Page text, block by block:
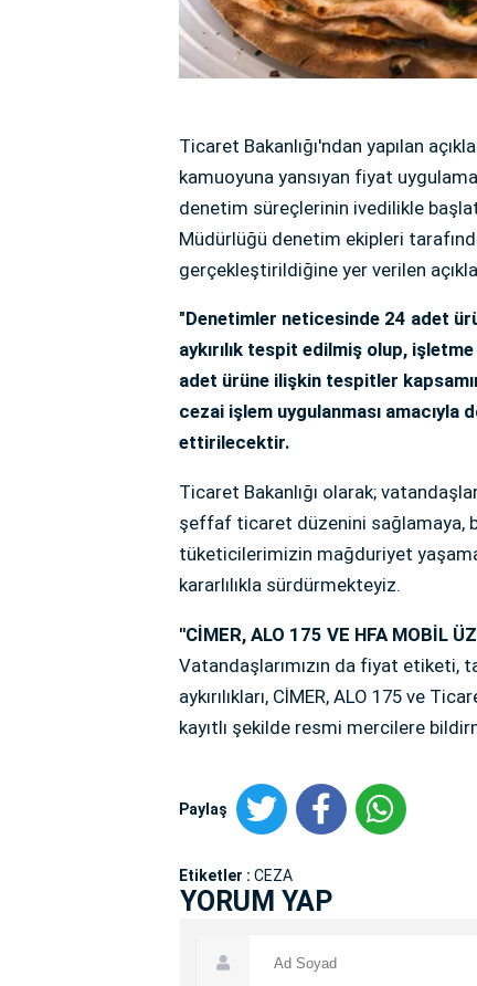
Ticaret Bakanlığı'ndan yapılan
kamuoyuna yansıyan fiyat
denetim süreçlerinin ivedilikle
Müdürlüğü denetim ekipleri
gerçekleştirildiğine yer verilen
"Denetimler neticesinde 24 adet
aykırılık tespit edilmiş olup,
adet ürüne ilişkin tespitler
cezai işlem uygulanması amacıyla
ettirilecektir.
Ticaret Bakanlığı olarak;
şeffaf ticaret düzenini sağlamaya,
tüketicilerimizin mağduriyet
kararlılıkla sürdürmekteyiz.
''CİMER, ALO 175 VE HFA MOBİL
Vatandaşlarımızın da fiyat etiketi,
aykırılıkları, CİMER, ALO 175 ve
kayıtlı şekilde resmi mercilere
Paylaş
Etiketler : CEZA
YORUM YAP